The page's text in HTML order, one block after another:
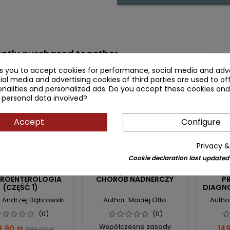
purchased together
(CZĘŚĆ 1)
Andrzej Dąbrowski
(0)
favorite_border
- 39.10 zł
CHORÓB NADNERCZY
Author: Maciej Otto
(0)
Współczesne zasady
favorite_border
- 30.10
you to accept cookies for performance, social media and
media and advertising cookies of third parties are used to
and personalized ads. Do you accept these cookies
data involved?
Accept Configure
Privacy
Cookie declaration last updated